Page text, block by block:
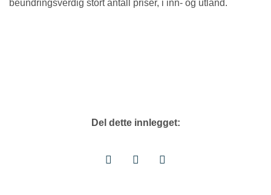
beundringsverdig stort antall priser, i inn- og utland.
Del dette innlegget: